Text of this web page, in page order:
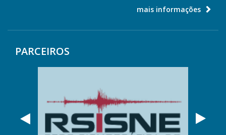
mais informações
PARCEIROS
Anterior